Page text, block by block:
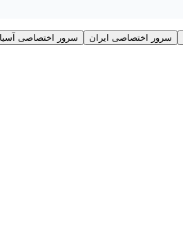
سرور اختصاصی ایران سرور اختصاصی آسیا